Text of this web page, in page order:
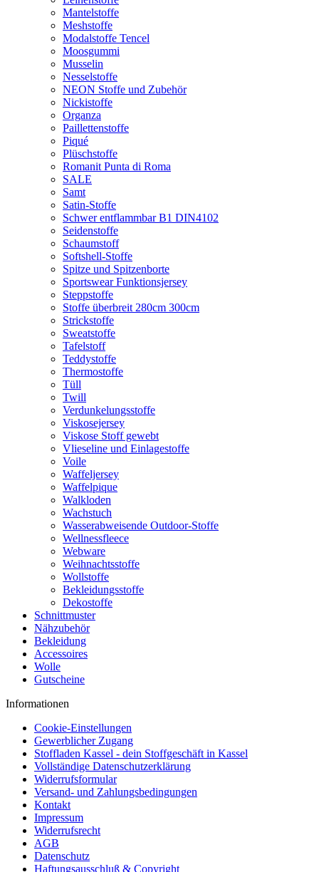
Mantelstoffe
Meshstoffe
Modalstoffe Tencel
Moosgummi
Musselin
Nesselstoffe
NEON Stoffe und Zubehör
Nickistoffe
Organza
Paillettenstoffe
Piqué
Plüschstoffe
Romanit Punta di Roma
SALE
Samt
Satin-Stoffe
Schwer entflammbar B1 DIN4102
Seidenstoffe
Schaumstoff
Softshell-Stoffe
Spitze und Spitzenborte
Sportswear Funktionsjersey
Steppstoffe
Stoffe überbreit 280cm 300cm
Strickstoffe
Sweatstoffe
Tafelstoff
Teddystoffe
Thermostoffe
Tüll
Twill
Verdunkelungsstoffe
Viskosejersey
Viskose Stoff gewebt
Vlieseline und Einlagestoffe
Voile
Waffeljersey
Waffelpique
Walkloden
Wachstuch
Wasserabweisende Outdoor-Stoffe
Wellnessfleece
Webware
Weihnachtsstoffe
Wollstoffe
Bekleidungsstoffe
Dekostoffe
Schnittmuster
Nähzubehör
Bekleidung
Accessoires
Wolle
Gutscheine
Informationen
Cookie-Einstellungen
Gewerblicher Zugang
Stoffladen Kassel - dein Stoffgeschäft in Kassel
Vollständige Datenschutzerklärung
Widerrufsformular
Versand- und Zahlungsbedingungen
Kontakt
Impressum
Widerrufsrecht
AGB
Datenschutz
Haftungsausschluß & Copyright